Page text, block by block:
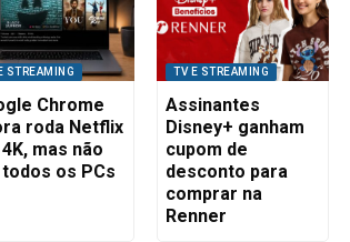
STREAMING
Chrome
roda Netflix
mas não
os PCs
TV E STREAMING
Assinantes
Disney+ ganham
cupom de
desconto para
comprar na
Renner